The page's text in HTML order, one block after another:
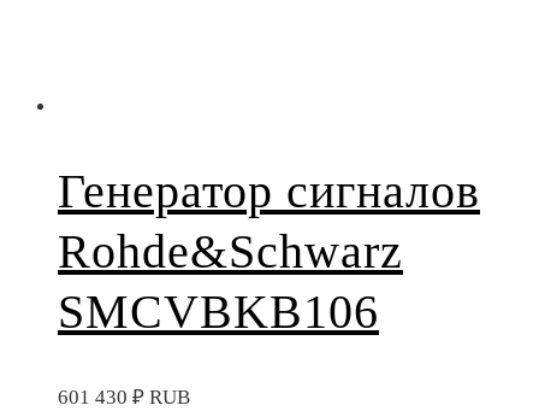
Генератор сигналов
Rohde&Schwarz
SMCVBKB106
601 430 ₽ RUB